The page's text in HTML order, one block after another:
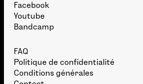
Facebook
Youtube
Bandcamp
FAQ
Politique de confidentialité
Conditions générales